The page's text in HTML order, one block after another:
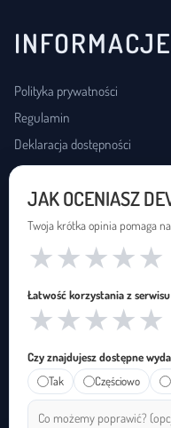
INFORMACJE
Polityka prywatności
Regulamin
Deklaracja dostępności
USŁUGI
Zapętleni ·
Tłumaczenie
Janusz
JAK OCENIASZ
Twoja krótka opinia pomaga
★
★
★
★
★
Łatwość korzystania z serwisu
★
★
★
★
★
Czy znajdujesz dostępne
Tak
Częściowo